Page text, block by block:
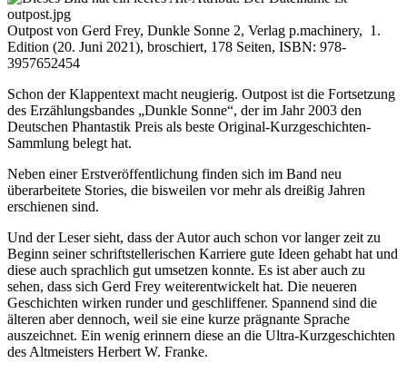
Outpost von Gerd Frey, Dunkle Sonne 2, Verlag p.machinery, 1.
Edition (20. Juni 2021), broschiert, 178 Seiten, ISBN: 978-
3957652454
Schon der Klappentext macht neugierig. Outpost ist die Fortsetzung
des Erzählungsbandes „Dunkle Sonne“, der im Jahr 2003 den
Deutschen Phantastik Preis als beste Original-Kurzgeschichten-
Sammlung belegt hat.
Neben einer Erstveröffentlichung finden sich im Band neu
überarbeitete Stories, die bisweilen vor mehr als dreißig Jahren
erschienen sind.
Und der Leser sieht, dass der Autor auch schon vor langer zeit zu
Beginn seiner schriftstellerischen Karriere gute Ideen gehabt hat und
diese auch sprachlich gut umsetzen konnte. Es ist aber auch zu
sehen, dass sich Gerd Frey weiterentwickelt hat. Die neueren
Geschichten wirken runder und geschliffener. Spannend sind die
älteren aber dennoch, weil sie eine kurze prägnante Sprache
auszeichnet. Ein wenig erinnern diese an die Ultra-Kurzgeschichten
des Altmeisters Herbert W. Franke.